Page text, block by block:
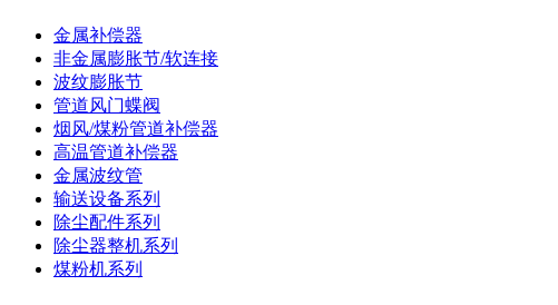
金属补偿器
非金属膨胀节/软连接
波纹膨胀节
管道风门蝶阀
烟风/煤粉管道补偿器
高温管道补偿器
金属波纹管
输送设备系列
除尘配件系列
除尘器整机系列
煤粉机系列